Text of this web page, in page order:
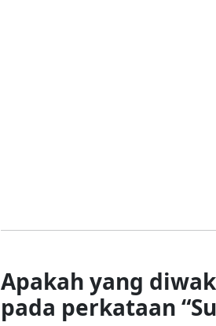
Apakah yang
pada perkataan